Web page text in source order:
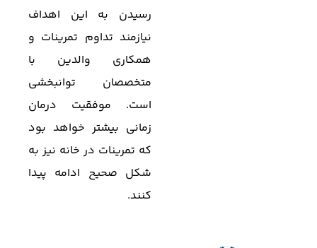
رسیدن به این اهداف
نیازمند تداوم تمرینات و
همکاری والدین با
متخصصان توانبخشی
است. موفقیت درمان
زمانی بیشتر خواهد بود
که تمرینات در خانه نیز به
شکل صحیح ادامه پیدا
کنند.